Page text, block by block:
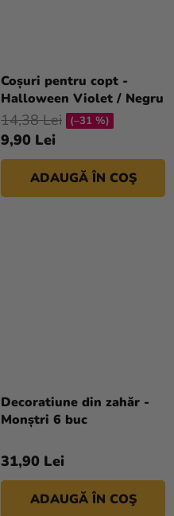
Coșuri pentru copt -
Halloween Violet / Negru
9,90 Lei
14,38 Lei (–31 %)
ADAUGĂ ÎN COŞ
Decoratiune din zahăr -
Monștri 6 buc
31,90 Lei
ADAUGĂ ÎN COŞ